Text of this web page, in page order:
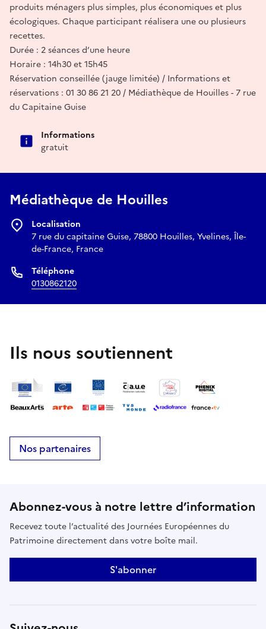
produits ménagers plus simples, plus économiques et plus
écologiques. Chaque participant réalisera une ou plusieurs
recettes.
Durée : 2 séances d’une heure
Horaire : 14h30 et 15h45
Réservation conseillée (jauge limitée) / Informations et
réservations : 01 30 86 21 20 / Médiathèque de Houilles - 7 rue
du Capitaine Guise
Informations
gratuit
Médiathèque de Houilles
Localisation
7 rue du capitaine Guise, 78800 Houilles, Yvelines, Île-
de-France, France
Téléphone
0130862120
Ils nous soutiennent
Nos partenaires
Abonnez-vous à notre lettre d’information
Recevez toute l’actualité des Journées Européennes du
Patrimoine directement dans votre boîte mail.
S'abonner